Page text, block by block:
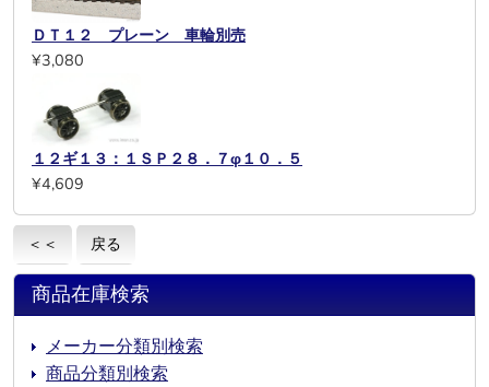
ＤＴ１２ プレーン 車輪別売
¥3,080
１２ギ１３：１ＳＰ２８．７φ１０．５
¥4,609
＜＜ 戻る
商品在庫検索
メーカー分類別検索
商品分類別検索